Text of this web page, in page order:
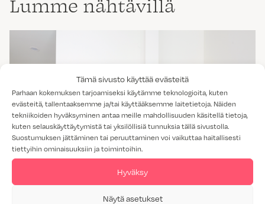
Tämä sivusto käyttää evästeitä
Parhaan kokemuksen tarjoamiseksi käytämme teknologioita, kuten
evästeitä, tallentaaksemme ja/tai käyttääksemme laitetietoja. Näiden
tekniikoiden hyväksyminen antaa meille mahdollisuuden käsitellä tietoja,
kuten selauskäyttäytymistä tai yksilöllisiä tunnuksia tällä sivustolla.
Suostumuksen jättäminen tai peruuttaminen voi vaikuttaa haitallisesti
tiettyihin ominaisuuksiin ja toimintoihin.
Hyväksy
Näytä asetukset